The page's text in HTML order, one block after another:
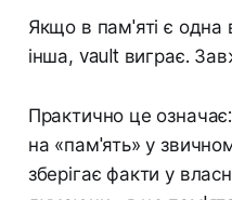
Якщо в пам'яті є одна
інша, vault виграє.
Практично це
на «пам'ять» у
зберігає факти у